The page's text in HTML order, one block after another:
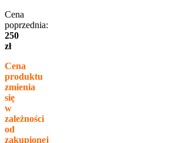
Cena
poprzednia:
250
zł
Cena
produktu
zmienia
się
w
zależności
od
zakupionej